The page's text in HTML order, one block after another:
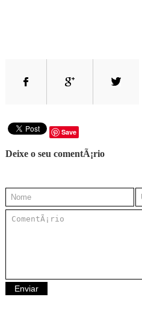
Save
Deixe o seu comentÃ¡rio